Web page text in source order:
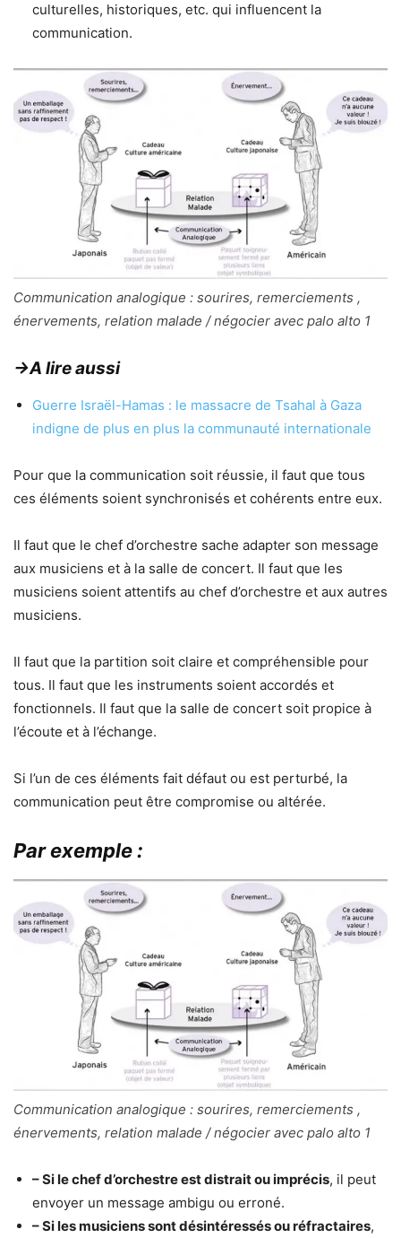
culturelles, historiques, etc. qui influencent la
communication.
Communication analogique : sourires, remerciements ,
énervements, relation malade / négocier avec palo alto 1
→A lire aussi
Guerre Israël-Hamas : le massacre de Tsahal à Gaza
indigne de plus en plus la communauté internationale
Pour que la communication soit réussie, il faut que tous
ces éléments soient synchronisés et cohérents entre eux.
Il faut que le chef d’orchestre sache adapter son message
aux musiciens et à la salle de concert. Il faut que les
musiciens soient attentifs au chef d’orchestre et aux autres
musiciens.
Il faut que la partition soit claire et compréhensible pour
tous. Il faut que les instruments soient accordés et
fonctionnels. Il faut que la salle de concert soit propice à
l’écoute et à l’échange.
Si l’un de ces éléments fait défaut ou est perturbé, la
communication peut être compromise ou altérée.
Par exemple :
Communication analogique : sourires, remerciements ,
énervements, relation malade / négocier avec palo alto 1
– Si le chef d’orchestre est distrait ou imprécis, il peut
envoyer un message ambigu ou erroné.
– Si les musiciens sont désintéressés ou réfractaires,